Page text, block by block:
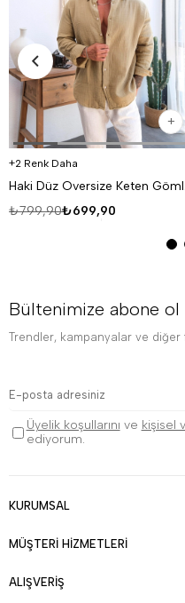
2 Renk Daha
₺699,90
₺799,90
Bültenimize abone ol
Trendler, kampanyalar ve diğer
Üyelik koşullarını ve kişisel
ediyorum.
KURUMSAL
MÜŞTERİ HİZMETLERİ
ALIŞVERİŞ